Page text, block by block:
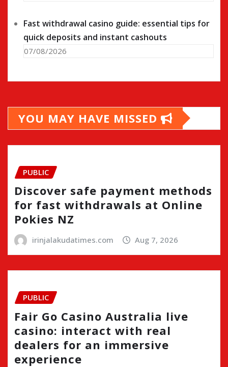
Fast withdrawal casino guide: essential tips for
quick deposits and instant cashouts
07/08/2026
YOU MAY HAVE MISSED
PUBLIC
Discover safe payment methods
for fast withdrawals at Online
Pokies NZ
irinjalakudatimes.com Aug 7, 2026
PUBLIC
Fair Go Casino Australia live
casino: interact with real
dealers for an immersive
experience